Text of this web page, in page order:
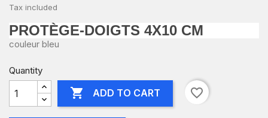
Tax included
PROTÈGE-DOIGTS 4X10 CM
couleur bleu
Quantity
 ADD TO CART favorite_border